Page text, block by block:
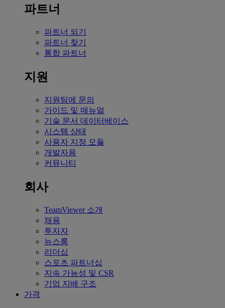
파트너
파트너 되기
파트너 찾기
통합 파트너
지원
지원팀에 문의
가이드 및 매뉴얼
기술 문서 데이터베이스
시스템 상태
사용자 지정 모듈
개발자용
커뮤니티
회사
TeamViewer 소개
채용
투자자
뉴스룸
리더십
스포츠 파트너십
지속 가능성 및 CSR
기업 지배 구조
가격